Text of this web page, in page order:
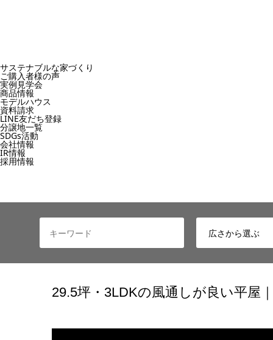
サステナブルな家づくり
ご購入者様の声
実例見学会
商品情報
モデルハウス
資料請求
LINE友だち登録
分譲地一覧
SDGs活動
会社情報
IR情報
採用情報
29.5坪・3LDKの風通しが良い平屋